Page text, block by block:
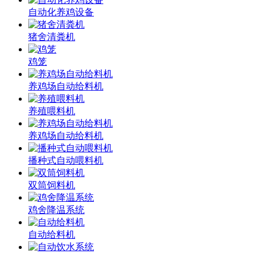
自动化养鸡设备
猪舍清粪机
鸡笼
养鸡场自动给料机
养殖喂料机
养鸡场自动给料机
播种式自动喂料机
双筒饲料机
鸡舍降温系统
自动给料机